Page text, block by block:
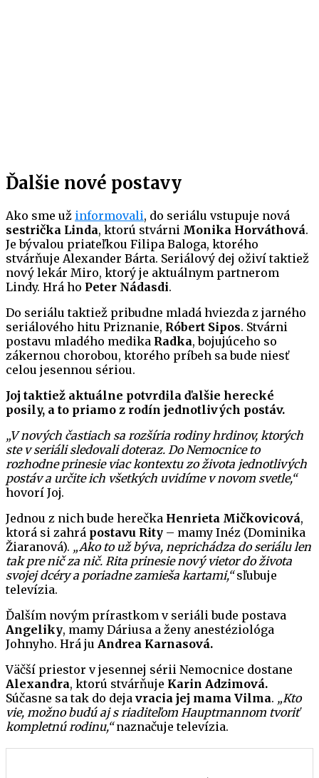
Ďalšie nové postavy
Ako sme už informovali, do seriálu vstupuje nová
sestrička Linda, ktorú stvárni Monika Horváthová.
Je bývalou priateľkou Filipa Baloga, ktorého
stvárňuje Alexander Bárta. Seriálový dej oživí taktiež
nový lekár Miro, ktorý je aktuálnym partnerom
Lindy. Hrá ho Peter Nádasdi.
Do seriálu taktiež pribudne mladá hviezda z jarného
seriálového hitu Priznanie, Róbert Sipos. Stvárni
postavu mladého medika Radka, bojujúceho so
zákernou chorobou, ktorého príbeh sa bude niesť
celou jesennou sériou.
Joj taktiež aktuálne potvrdila ďalšie herecké
posily, a to priamo z rodín jednotlivých postáv.
„V nových častiach sa rozšíria rodiny hrdinov, ktorých
ste v seriáli sledovali doteraz. Do Nemocnice to
rozhodne prinesie viac kontextu zo života jednotlivých
postáv a určite ich všetkých uvidíme v novom svetle,“
hovorí Joj.
Jednou z nich bude herečka Henrieta Mičkovicová,
ktorá si zahrá postavu Rity – mamy Inéz (Dominika
Žiaranová). „Ako to už býva, neprichádza do seriálu len
tak pre nič za nič. Rita prinesie nový vietor do života
svojej dcéry a poriadne zamieša kartami,“sľubuje
televízia.
Ďalším novým prírastkom v seriáli bude postava
Angeliky, mamy Dáriusa a ženy anestéziológa
Johnyho. Hrá ju Andrea Karnasová.
Väčší priestor v jesennej sérii Nemocnice dostane
Alexandra, ktorú stvárňuje Karin Adzimová.
Súčasne sa tak do deja vracia jej mama Vilma. „Kto
vie, možno budú aj s riaditeľom Hauptmannom tvoriť
kompletnú rodinu,“naznačuje televízia.